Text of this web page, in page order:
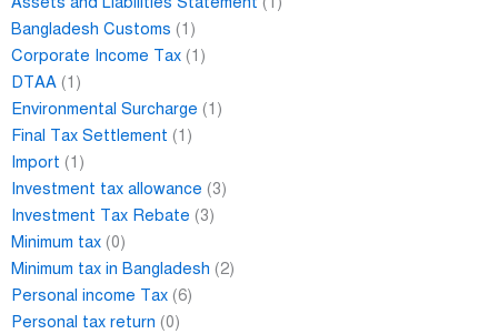
Bangladesh Customs (1)
Corporate Income Tax (1)
DTAA (1)
Environmental Surcharge (1)
Final Tax Settlement (1)
Import (1)
Investment tax allowance (3)
Investment Tax Rebate (3)
Minimum tax (0)
Minimum tax in Bangladesh (2)
Personal income Tax (6)
Personal tax return (0)